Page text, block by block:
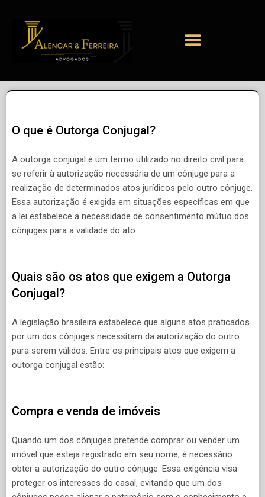
O que é Outorga Conjugal?
A outorga conjugal é um termo utilizado no direito civil para
se referir à autorização necessária de um cônjuge para a
realização de determinados atos jurídicos pelo outro cônjuge.
Essa autorização é exigida em situações específicas em que
a lei estabelece a necessidade de consentimento mútuo dos
cônjuges para a validade do ato.
Quais são os atos que exigem a Outorga
Conjugal?
A legislação brasileira estabelece que alguns atos praticados
por um dos cônjuges necessitam da autorização do outro
para serem válidos. Entre os principais atos que exigem a
outorga conjugal estão:
Compra e venda de imóveis
Quando um dos cônjuges pretende comprar ou vender um
imóvel que esteja registrado em seu nome, é necessário
obter a autorização do outro cônjuge. Essa exigência visa
proteger os interesses do casal, evitando que um dos